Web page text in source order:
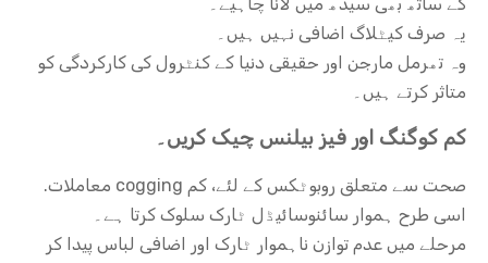
یہ صرف کیٹلاگ اضافی نہیں ہیں۔
وہ تھرمل مارجن اور حقیقی دنیا کے کنٹرول کی کارکردگی کو
متاثر کرتے ہیں۔
کم کوگنگ اور فیز بیلنس چیک کریں۔
صحت سے متعلق روبوٹکس کے لئے، کم cogging معاملات.
اسی طرح ہموار سائنوسائیڈل ٹارک سلوک کرتا ہے۔
مرحلے میں عدم توازن ناہموار ٹارک اور اضافی لباس پیدا کر